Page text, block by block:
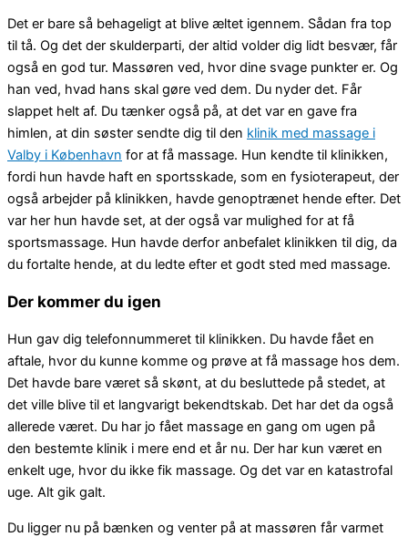
Det er bare så behageligt at blive æltet igennem. Sådan fra top
til tå. Og det der skulderparti, der altid volder dig lidt besvær, får
også en god tur. Massøren ved, hvor dine svage punkter er. Og
han ved, hvad hans skal gøre ved dem. Du nyder det. Får
slappet helt af. Du tænker også på, at det var en gave fra
himlen, at din søster sendte dig til den klinik med massage i
Valby i København for at få massage. Hun kendte til klinikken,
fordi hun havde haft en sportsskade, som en fysioterapeut, der
også arbejder på klinikken, havde genoptrænet hende efter. Det
var her hun havde set, at der også var mulighed for at få
sportsmassage. Hun havde derfor anbefalet klinikken til dig, da
du fortalte hende, at du ledte efter et godt sted med massage.
Der kommer du igen
Hun gav dig telefonnummeret til klinikken. Du havde fået en
aftale, hvor du kunne komme og prøve at få massage hos dem.
Det havde bare været så skønt, at du besluttede på stedet, at
det ville blive til et langvarigt bekendtskab. Det har det da også
allerede været. Du har jo fået massage en gang om ugen på
den bestemte klinik i mere end et år nu. Der har kun været en
enkelt uge, hvor du ikke fik massage. Og det var en katastrofal
uge. Alt gik galt.
Du ligger nu på bænken og venter på at massøren får varmet